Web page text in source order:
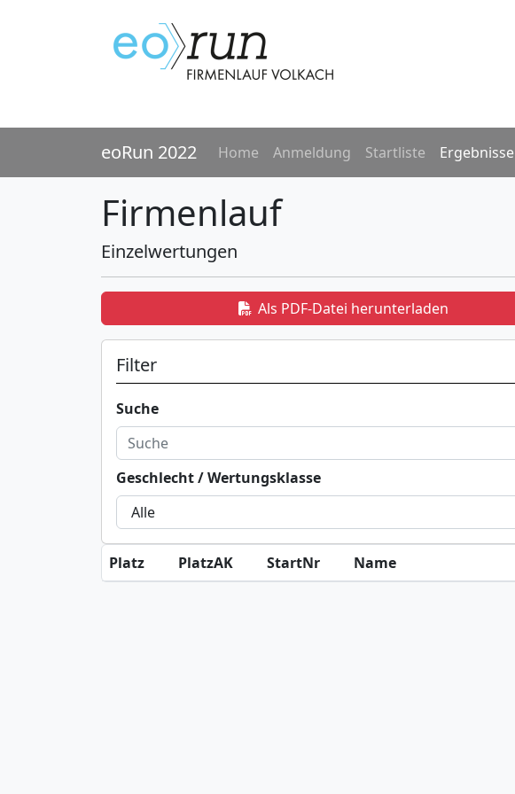
eoRun 2022 Home Anmeldung Startliste Ergebnisse
Firmenlauf
Einzelwertungen
Als PDF-Datei herunterladen
Filter
Suche
Geschlecht / Wertungsklasse
Platz PlatzAK StartNr Name